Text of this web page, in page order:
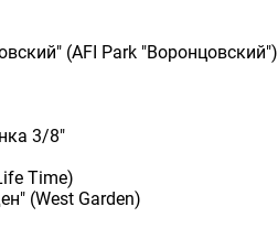
(AFI Park "Воронцовский")
3/8"
Time)
(West Garden)